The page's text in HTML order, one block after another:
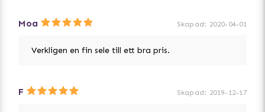
Moa Skapad: 2020-04-01
Verkligen en fin sele till ett bra pris.
F Skapad: 2019-12-17